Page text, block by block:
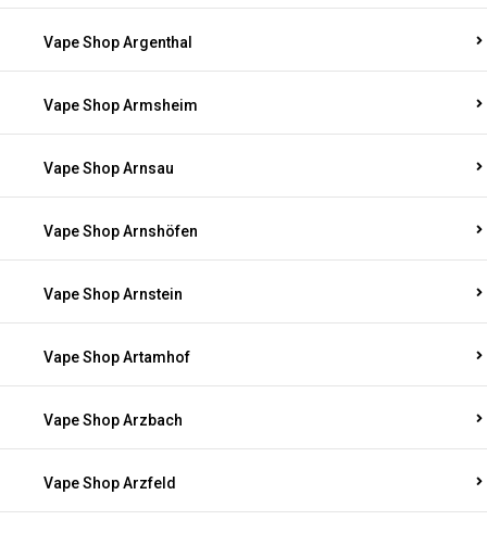
Vape Shop Argenthal
Vape Shop Armsheim
Vape Shop Arnsau
Vape Shop Arnshöfen
Vape Shop Arnstein
Vape Shop Artamhof
Vape Shop Arzbach
Vape Shop Arzfeld